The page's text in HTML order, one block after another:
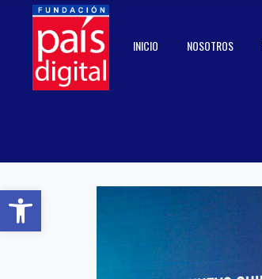
Abrir barra de herramientas
INICIO NOSOTROS